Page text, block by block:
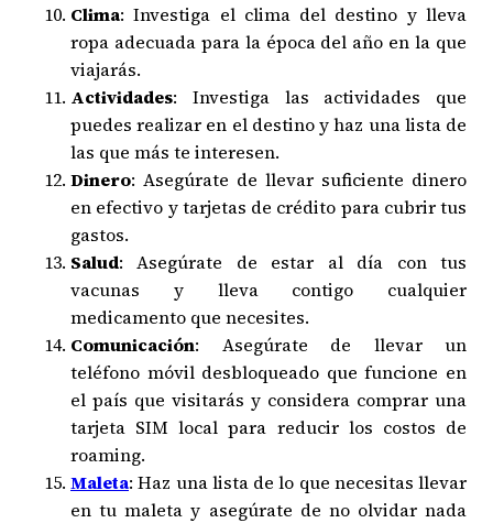
Clima: Investiga el clima del destino y lleva
ropa adecuada para la época del año en la que
viajarás.
Actividades: Investiga las actividades que
puedes realizar en el destino y haz una lista de
las que más te interesen.
Dinero: Asegúrate de llevar suficiente dinero
en efectivo y tarjetas de crédito para cubrir tus
gastos.
Salud: Asegúrate de estar al día con tus
vacunas y lleva contigo cualquier
medicamento que necesites.
Comunicación: Asegúrate de llevar un
teléfono móvil desbloqueado que funcione en
el país que visitarás y considera comprar una
tarjeta SIM local para reducir los costos de
roaming.
Maleta: Haz una lista de lo que necesitas llevar
en tu maleta y asegúrate de no olvidar nada